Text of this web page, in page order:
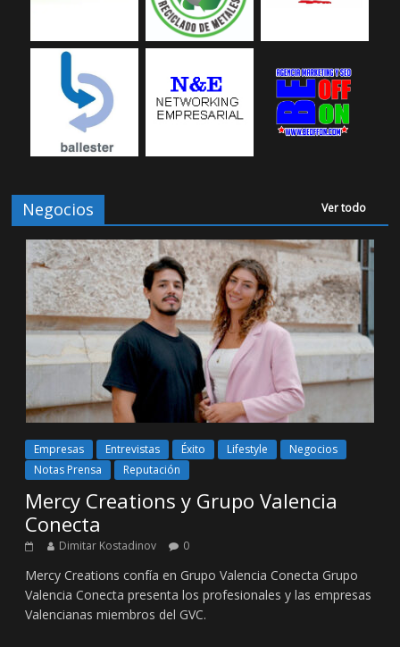
Negocios Ver todo
Empresas Entrevistas Éxito Lifestyle
Negocios
Notas Prensa
Reputación
Mercy Creations y Grupo Valencia
Conecta
Dimitar Kostadinov 0
Mercy Creations confía en Grupo Valencia Conecta Grupo
Valencia Conecta presenta los profesionales y las empresas
Valencianas miembros del GVC.